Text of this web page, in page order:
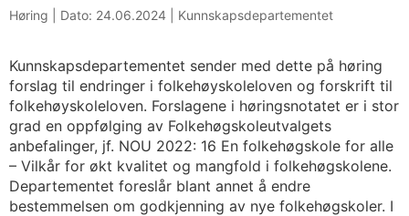
Høring | Dato: 24.06.2024 Kunnskapsdepartementet
Kunnskapsdepartementet sender med dette på høring
forslag til endringer i folkehøyskoleloven og forskrift til
folkehøyskoleloven. Forslagene i høringsnotatet er i stor
grad en oppfølging av Folkehøgskoleutvalgets
anbefalinger, jf. NOU 2022: 16 En folkehøgskole for alle
– Vilkår for økt kvalitet og mangfold i folkehøgskolene.
Departementet foreslår blant annet å endre
bestemmelsen om godkjenning av nye folkehøgskoler. I